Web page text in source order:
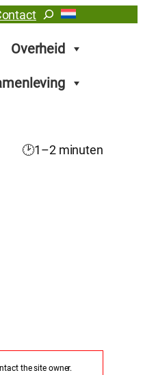
Zoeken
Overheid
🕑1–2 minuten
the site owner.